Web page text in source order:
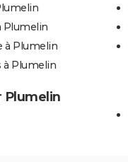
Plumelin
à Plumelin
à Plumelin
Plumelin